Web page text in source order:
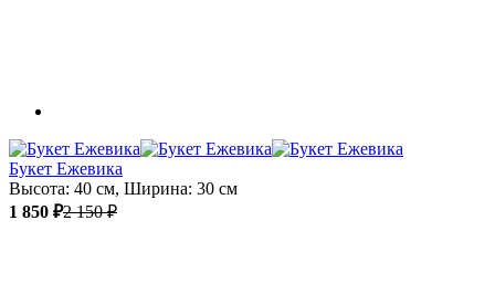
Букет Ежевика
Высота: 40 см, Ширина: 30 см
1 850 ₽2 150 ₽